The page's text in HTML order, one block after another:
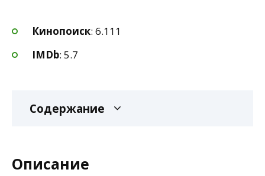
Кинопоиск: 6.111
IMDb: 5.7
Содержание
Описание